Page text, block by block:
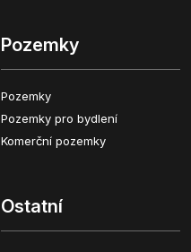
Pozemky
Pozemky
Pozemky pro bydlení
Komerční pozemky
Ostatní